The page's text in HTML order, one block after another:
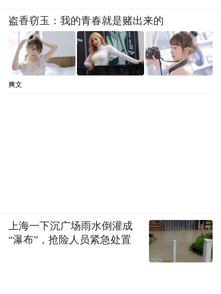
盗香窃玉：我的青春就是赌出来的
爽文
上海一下沉广场雨水倒灌成
“瀑布”，抢险人员紧急处置